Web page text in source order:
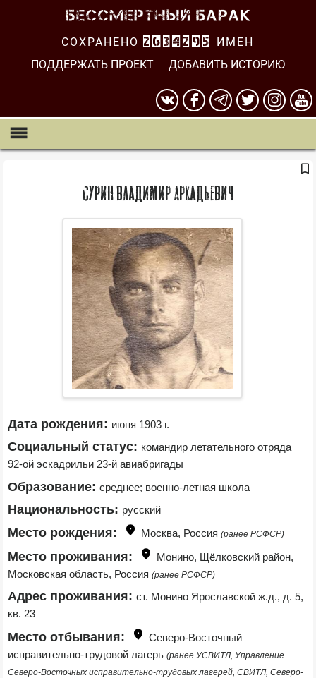
СОХРАНЕНО 2634296
ИМЕН
ПОДДЕРЖАТЬ ПРОЕКТ
ДОБАВИТЬ ИСТОРИЮ
Сурин Владимир Аркадьевич
Дата рождения: июня 1903 г.
Социальный статус: командир летательного отряда
92-ой эскадрильи 23-й авиабригады
Образование: среднее; военно-летная школа
Национальность: русский
Место рождения: Москва, Россия (ранее РСФСР)
Место проживания:
Монино, Щёлковский район,
Московская область, Россия (ранее РСФСР)
Адрес проживания: ст. Монино Ярославской ж.д., д. 5,
кв. 23
Место отбывания:
Северо-Восточный
исправительно-трудовой лагерь (ранее УСВИТЛ, Управление
Северо-Восточных исправительно-трудовых лагерей, СВИТЛ, Северо-